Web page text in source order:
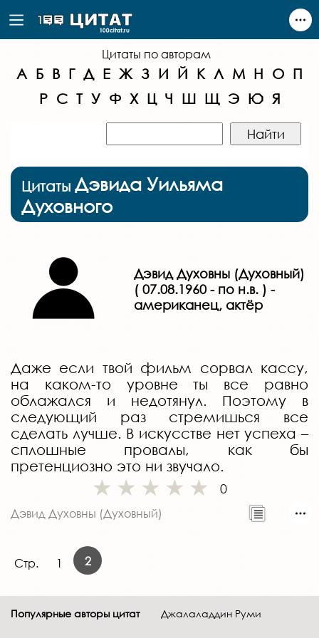
Цитаты по авторам
А Б В Г Д Е Ж З И Й К Л М Н О П
Р С Т У Ф Х Ц Ч Ш Щ Э Ю Я
Цитаты Дэвида Уильяма
Духовного
Дэвид Духовны (Духовный)
( 07.08.1960 - по н.в. ) -
американец, актёр
Даже если твой фильм сорвал кассу,
на каком-то уровне ты все равно
облажался и недотянул. Поэтому в
следующий раз стремишься все
сделать лучше. В искусстве нет успеха –
сплошные провалы, как бы
претенциозно это ни звучало.
0
Дэвид Духовны (Духовный)
Стр. 1 2
Популярные авторы цитат Джалаладдин Руми